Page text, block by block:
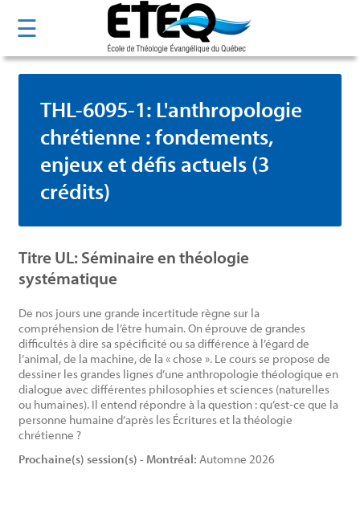
au
principal
☰
THL-6095-1: L'anthropologie
chrétienne : fondements,
enjeux et défis actuels (3
crédits)
Titre UL: Séminaire en théologie
systématique
De nos jours une grande incertitude règne sur la
compréhension de l’être humain. On éprouve de grandes
difficultés à dire sa spécificité ou sa différence à l’égard de
l’animal, de la machine, de la « chose ». Le cours se propose de
dessiner les grandes lignes d’une anthropologie théologique en
dialogue avec différentes philosophies et sciences (naturelles
ou humaines). Il entend répondre à la question : qu’est-ce que la
personne humaine d’après les Écritures et la théologie
chrétienne ?
Prochaine(s) session(s) - Montréal: Automne 2026